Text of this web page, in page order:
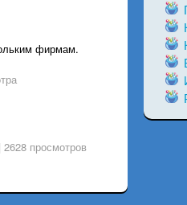
фирмам.
| 2628 просмотров